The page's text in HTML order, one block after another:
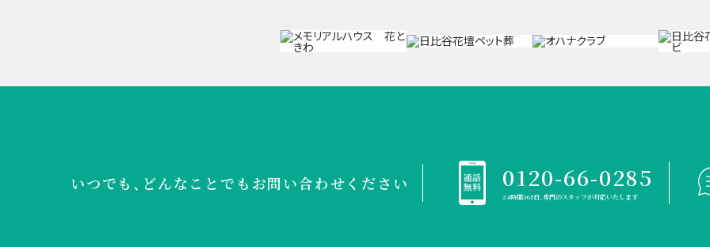
いつでも、どんなことでも お問い合わせください 0120-66-0285
24時間365日、専門のスタッフが対応いたします